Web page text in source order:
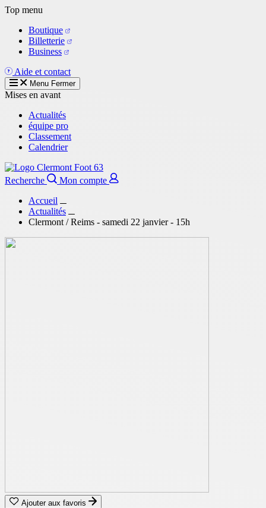
Aller
contenu
principal
Top menu
Boutique
Billetterie
Business
Aide et contact
Menu Fermer
Mises en avant
Actualités
équipe pro
Classement
Calendrier
Recherche
Mon compte
Accueil
Actualités
Clermont / Reims - samedi 22 janvier - 15h
Ajouter aux favoris